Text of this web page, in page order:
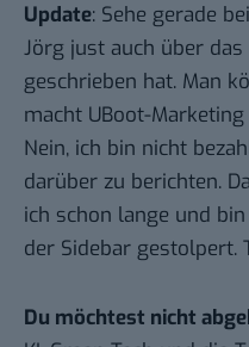
Update: Sehe gerade bei
Jörg just auch über
geschrieben hat. Man
macht UBoot-
Nein, ich bin nicht
darüber zu berichten.
ich schon lange und
der Sidebar gestolpert.
Du möchtest nicht